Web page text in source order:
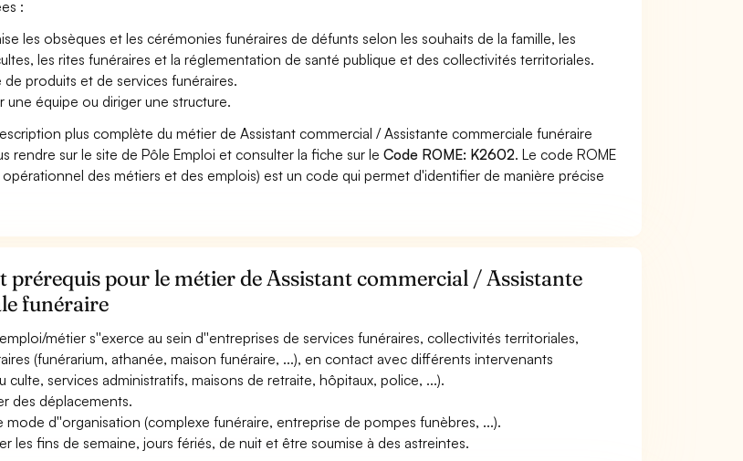
:
les obsèques et les cérémonies funéraires de défunts selon les souhaits de la famille, les
les rites funéraires et la réglementation de santé publique et des collectivités territoriales.
produits et de services funéraires.
équipe ou diriger une structure.
plus complète du métier de Assistant commercial / Assistante commerciale funéraire
rendre sur le site de Pôle Emploi et consulter la fiche sur leCode ROME: K2602. Le code ROME
des métiers et des emplois) est un code qui permet d'identifier de manière précise
prérequis pour le métier de Assistant commercial / Assistante
funéraire
métier s''exerce au sein d''entreprises de services funéraires, collectivités territoriales,
(funérarium, athanée, maison funéraire, ...), en contact avec différents intervenants
culte, services administratifs, maisons de retraite, hôpitaux, police, ...).
des déplacements.
mode d''organisation (complexe funéraire, entreprise de pompes funèbres, ...).
les fins de semaine, jours fériés, de nuit et être soumise à des astreintes.